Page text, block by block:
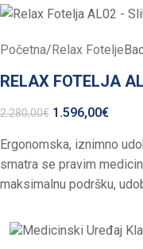
Početna/Relax Fotelje
RELAX FOTELJA
2.280,00€ 1.596,00€
Ergonomska, iznimno
smatra se pravim
maksimalnu podršku,